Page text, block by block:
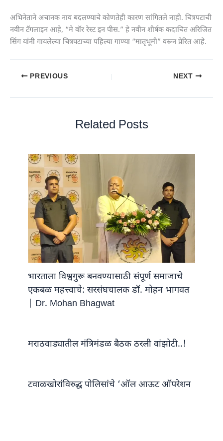
अभिनेताने अचानक नाव बदलण्याचे कोणतेही कारण सांगितले नाही. चित्रपटाची
नवीन टॅगलाइन आहे, “मे वॉर रेस्ट इन पीस.” हे नवीन शीर्षक कदाचित अरिजित
सिंग यांनी गायलेल्या चित्रपटाच्या पहिल्या गाण्या “मातृभूमी” वरून प्रेरित आहे.
PREVIOUS NEXT
Related Posts
भारताला विश्वगुरू बनवण्यासाठी संपूर्ण समाजाचे
एकबळ महत्त्वाचे: सरसंघचालक डॉ. मोहन भागवत
| Dr. Mohan Bhagwat
मराठवाड्यातील मंत्रिमंडळ बैठक ठरली वांझोटी..!
टवाळखोरांविरुद्ध पोलिसांचे ‘ऑल आऊट ऑपरेशन